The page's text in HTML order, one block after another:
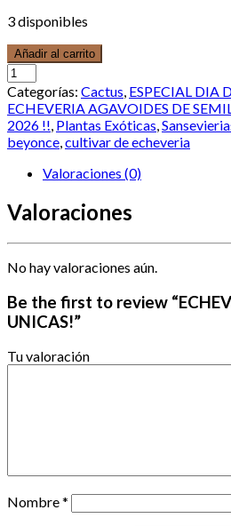
3 disponibles
Añadir al carrito
Categorías: Cactus, ESPECIAL DIA
ECHEVERIA AGAVOIDES DE
2026 !!, Plantas Exóticas,
beyonce,cultivar de echeveria
Valoraciones (0)
Valoraciones
No hay valoraciones aún.
Be the first to review
UNICAS!”
Tu valoración
Nombre*